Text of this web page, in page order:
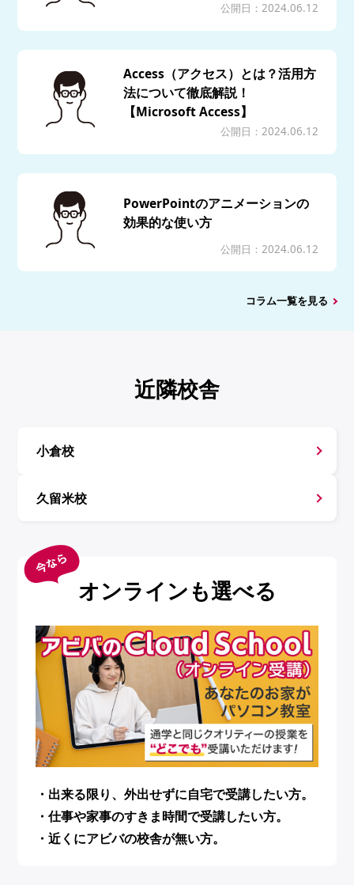
公開日：2024.06.12
Access（アクセス）とは？活用方
法について徹底解説！
【Microsoft Access】
公開日：2024.06.12
PowerPointのアニメーションの
効果的な使い方
公開日：2024.06.12
コラム一覧を見る
近隣校舎
小倉校
久留米校
オンラインも選べる
・出来る限り、外出せずに自宅で受講したい方。
・仕事や家事のすきま時間で受講したい方。
・近くにアビバの校舎が無い方。